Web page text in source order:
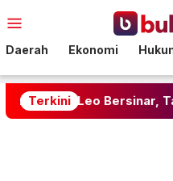
ke
Mobile
Daerah Ekonomi
Terkini
Leo Bersinar, Taurus